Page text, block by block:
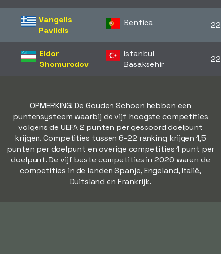
Vangelis
Pavlidis
Benfica 22
Eldor
Shomurodov
Istanbul
Basaksehir
22
OPMERKING! De Gouden Schoen hebben een
puntensysteem waarbij de vijf hoogste competities
volgens de UEFA 2 punten per gescoord doelpunt
krijgen. Competities tussen 6-22 ranking krijgen 1,5
punten per doelpunt en overige competities 1 punt per
doelpunt. De vijf beste competities in 2026 waren de
competities in de landen Spanje, Engeland, Italië,
Duitsland en Frankrijk.